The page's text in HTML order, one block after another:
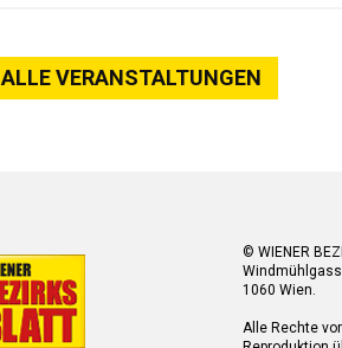
ALLE VERANSTALTUNGEN
© WIENER
1060 Wien.
Alle Rechte